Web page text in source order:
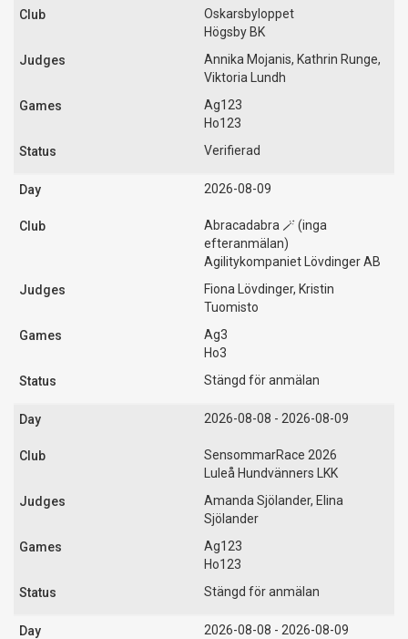
Oskarsbyloppet
Högsby BK
Annika Mojanis, Kathrin Runge,
Viktoria Lundh
Ag123
Ho123
Verifierad
2026-08-09
Abracadabra 🪄 (inga
efteranmälan)
Agilitykompaniet Lövdinger AB
Fiona Lövdinger, Kristin
Tuomisto
Ag3
Ho3
Stängd för anmälan
2026-08-08 - 2026-08-09
SensommarRace 2026
Luleå Hundvänners LKK
Amanda Sjölander, Elina
Sjölander
Ag123
Ho123
Stängd för anmälan
2026-08-08 - 2026-08-09